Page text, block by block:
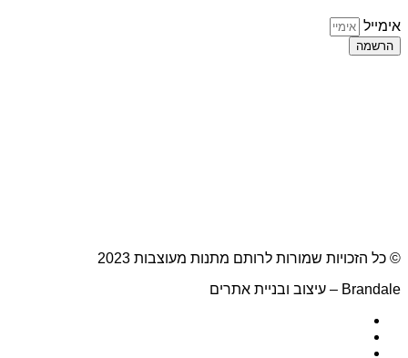
אימייל
הרשמה
© כל הזכויות שמורות לרותם מתנות מעוצבות 2023
Brandale – עיצוב ובניית אתרים